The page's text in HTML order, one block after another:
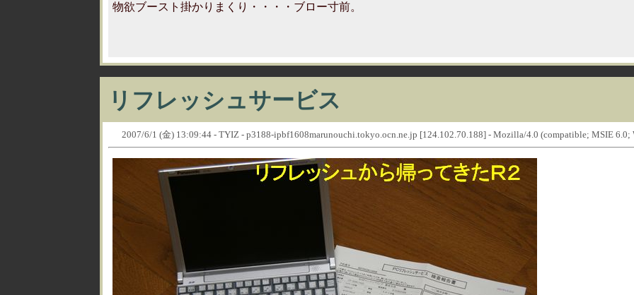
物欲ブースト掛かりまくり・・・・ブロー寸前。
リフレッシュサービス
2007/6/1 (金) 13:09:44 - TYIZ - p3188-ipbf1608marunouchi.tokyo.ocn.ne.jp [124.102.70.188] - Mozilla/4.0 (compatible; MSIE 6.0;